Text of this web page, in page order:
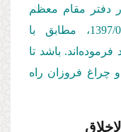
دفتر مقام معظم
، مطابق با
محرم الحرام 1440 ایراد فرموده‌اند. باشد تا
و چراغ فروزان راه